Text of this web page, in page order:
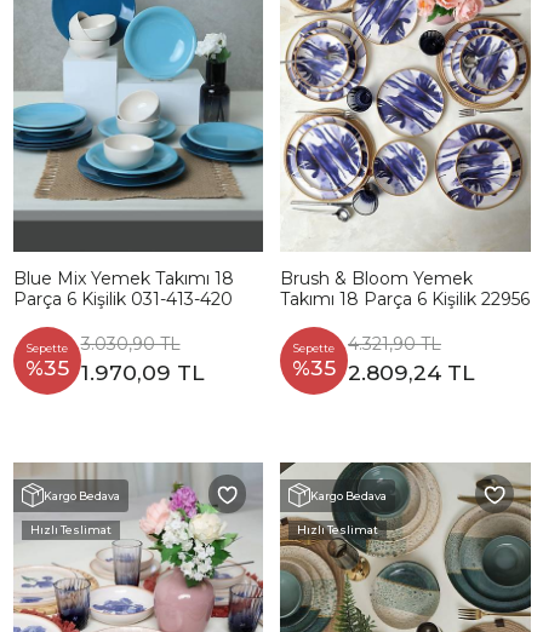
Blue Mix Yemek Takımı 18
Parça 6 Kişilik 031-413-420
Sepette
%35
3.030,90 TL
1.970,09 TL
Brush & Bloom Yemek
Takımı 18 Parça 6 Kişilik 22956
Sepette
%35
4.321,90 TL
2.809,24 TL
Kargo Bedava
Hızlı Teslimat
Kargo Bedava
Hızlı Teslimat